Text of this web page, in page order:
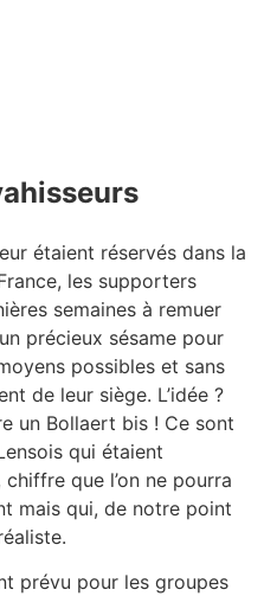
étaient réservés dans la
les supporters
semaines à remuer
précieux sésame pour
possibles et sans
de leur siège. L’idée ?
un Bollaert bis ! Ce sont
qui étaient
que l’on ne pourra
mais qui, de notre point
prévu pour les groupes